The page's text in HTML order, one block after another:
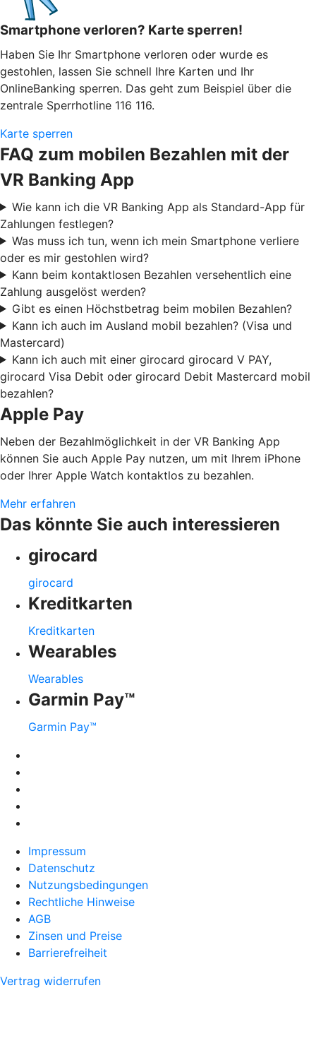
Smartphone verloren? Karte sperren!
Haben Sie Ihr Smartphone verloren oder wurde es
gestohlen, lassen Sie schnell Ihre Karten und Ihr
OnlineBanking sperren. Das geht zum Beispiel über die
zentrale Sperrhotline 116 116.
Karte sperren
FAQ zum mobilen Bezahlen mit der
VR Banking App
Wie kann ich die VR Banking App als Standard-App für
Zahlungen festlegen?
Was muss ich tun, wenn ich mein Smartphone verliere
oder es mir gestohlen wird?
Kann beim kontaktlosen Bezahlen versehentlich eine
Zahlung ausgelöst werden?
Gibt es einen Höchstbetrag beim mobilen Bezahlen?
Kann ich auch im Ausland mobil bezahlen? (Visa und
Mastercard)
Kann ich auch mit einer girocard girocard V PAY,
girocard Visa Debit oder girocard Debit Mastercard mobil
bezahlen?
Apple Pay
Neben der Bezahlmöglichkeit in der VR Banking App
können Sie auch Apple Pay nutzen, um mit Ihrem iPhone
oder Ihrer Apple Watch kontaktlos zu bezahlen.
Mehr erfahren
Das könnte Sie auch interessieren
girocard
girocard
Kreditkarten
Kreditkarten
Wearables
Wearables
Garmin Pay™
Garmin Pay™
Impressum
Datenschutz
Nutzungsbedingungen
Rechtliche Hinweise
AGB
Zinsen und Preise
Barrierefreiheit
Vertrag widerrufen